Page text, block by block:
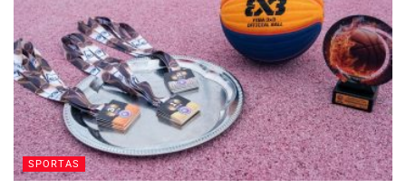
SPORTAS